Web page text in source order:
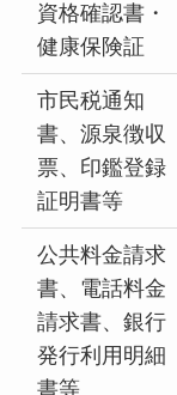
資格確認書・
健康保険証
市民税通知
書、源泉徴収
票、印鑑登録
証明書等
公共料金請求
書、電話料金
請求書、銀行
発行利用明細
書等